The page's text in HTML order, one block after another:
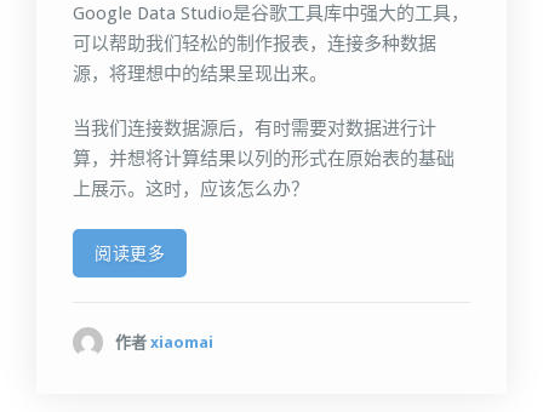
Google Data Studio是谷歌工具库中强大的工具，
可以帮助我们轻松的制作报表，连接多种数据
源，将理想中的结果呈现出来。
当我们连接数据源后，有时需要对数据进行计
算，并想将计算结果以列的形式在原始表的基础
上展示。这时，应该怎么办？
阅读更多
作者 xiaomai